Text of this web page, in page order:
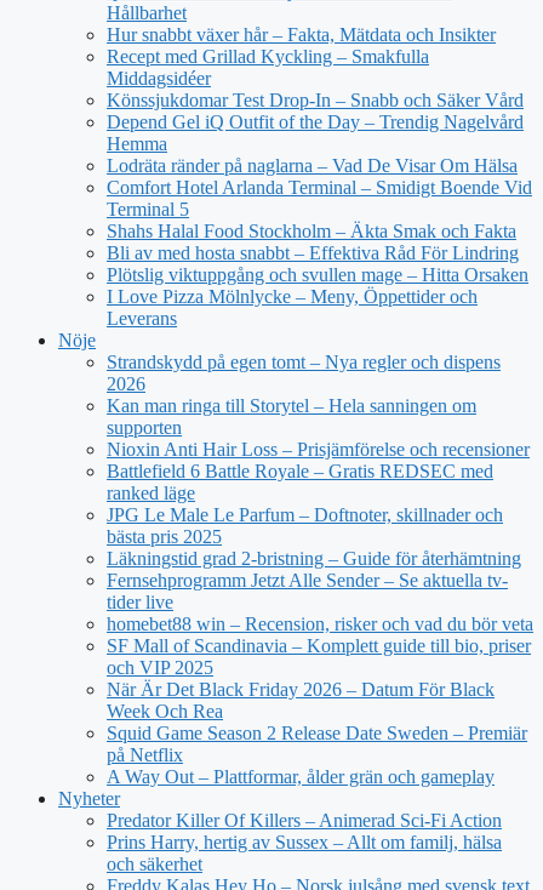
Hållbarhet
Hur snabbt växer hår – Fakta, Mätdata och Insikter
Recept med Grillad Kyckling – Smakfulla
Middagsidéer
Könssjukdomar Test Drop-In – Snabb och Säker Vård
Depend Gel iQ Outfit of the Day – Trendig Nagelvård
Hemma
Lodräta ränder på naglarna – Vad De Visar Om Hälsa
Comfort Hotel Arlanda Terminal – Smidigt Boende Vid
Terminal 5
Shahs Halal Food Stockholm – Äkta Smak och Fakta
Bli av med hosta snabbt – Effektiva Råd För Lindring
Plötslig viktuppgång och svullen mage – Hitta Orsaken
I Love Pizza Mölnlycke – Meny, Öppettider och
Leverans
Nöje
Strandskydd på egen tomt – Nya regler och dispens
2026
Kan man ringa till Storytel – Hela sanningen om
supporten
Nioxin Anti Hair Loss – Prisjämförelse och recensioner
Battlefield 6 Battle Royale – Gratis REDSEC med
ranked läge
JPG Le Male Le Parfum – Doftnoter, skillnader och
bästa pris 2025
Läkningstid grad 2-bristning – Guide för återhämtning
Fernsehprogramm Jetzt Alle Sender – Se aktuella tv-
tider live
homebet88 win – Recension, risker och vad du bör veta
SF Mall of Scandinavia – Komplett guide till bio, priser
och VIP 2025
När Är Det Black Friday 2026 – Datum För Black
Week Och Rea
Squid Game Season 2 Release Date Sweden – Premiär
på Netflix
A Way Out – Plattformar, ålder grän och gameplay
Nyheter
Predator Killer Of Killers – Animerad Sci-Fi Action
Prins Harry, hertig av Sussex – Allt om familj, hälsa
och säkerhet
Freddy Kalas Hey Ho – Norsk julsång med svensk text